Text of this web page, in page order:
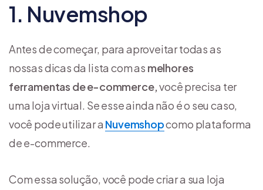
1. Nuvemshop
Antes de começar, para aproveitar todas as
nossas dicas da lista com as melhores
ferramentas de e-commerce,você precisa ter
uma loja virtual. Se esse ainda não é o seu caso,
você pode utilizar a Nuvemshopcomo plataforma
de e-commerce.
Com essa solução, você pode criar a sua loja